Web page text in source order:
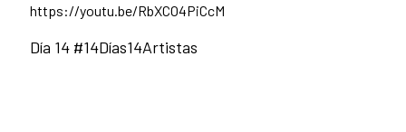
https://youtu.be/RbXCO4PiCcM
Día 14 #14Días14Artistas